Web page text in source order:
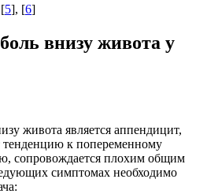
5], [6]
внизу живота у
живота является аппендицит,
тенденцию к попеременному
сопровождается плохим общим
симптомах необходимо